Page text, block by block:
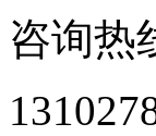
咨询热